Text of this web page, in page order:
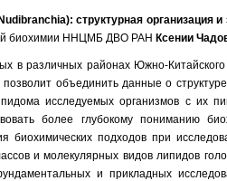
структурная организация и
биохимии ННЦМБ ДВО РАН Ксении
в различных районах Южно-
объединить данные о
исследуемых организмов с их
более глубокому пониманию
подходов при
и молекулярных видов липидов
и прикладных